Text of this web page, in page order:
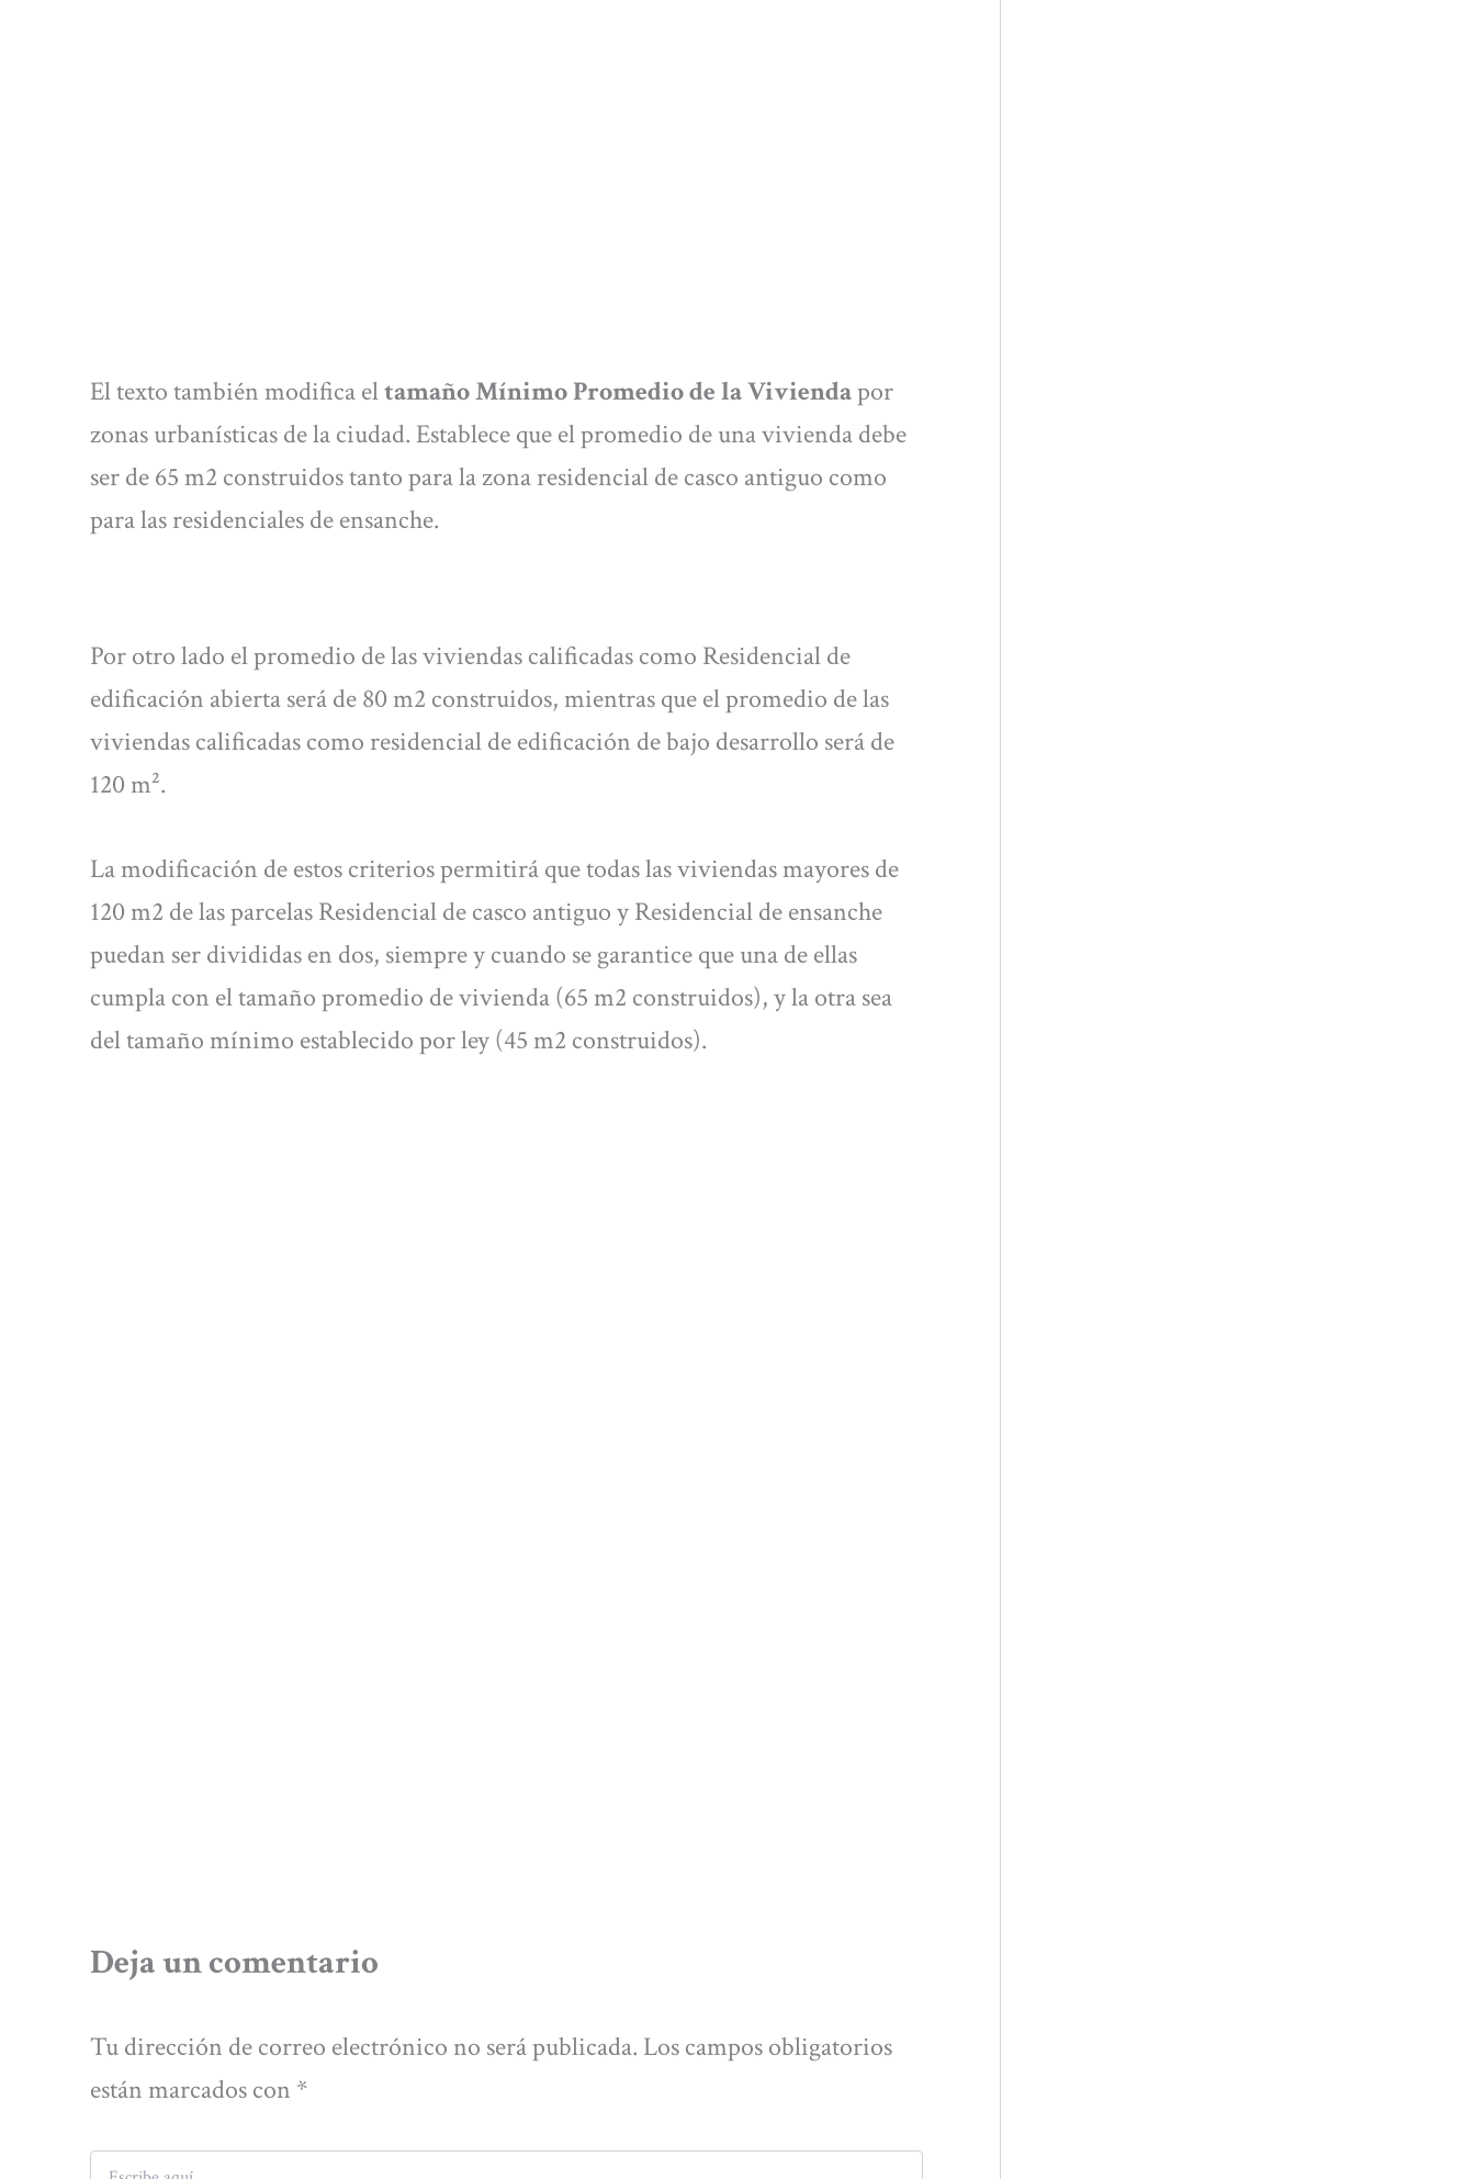
El texto también modifica eltamaño Mínimo Promedio de la Viviendapor
zonas urbanísticas de la ciudad. Establece que el promedio de una vivienda debe
ser de 65 m2 construidos tanto para la zona residencial de casco antiguo como
para las residenciales de ensanche.
Por otro lado el promedio de las viviendas calificadas como Residencial de
edificación abierta será de 80 m2 construidos, mientras que el promedio de las
viviendas calificadas como residencial de edificación de bajo desarrollo será de
120 m².
La modificación de estos criterios permitirá que todas las viviendas mayores de
120 m2 de las parcelas Residencial de casco antiguo y Residencial de ensanche
puedan ser divididas en dos, siempre y cuando se garantice que una de ellas
cumpla con el tamaño promedio de vivienda (65 m2 construidos), y la otra sea
del tamaño mínimo establecido por ley (45 m2 construidos).
Deja un comentario
Tu dirección de correo electrónico no será publicada. Los campos obligatorios
están marcados con *
Escribe